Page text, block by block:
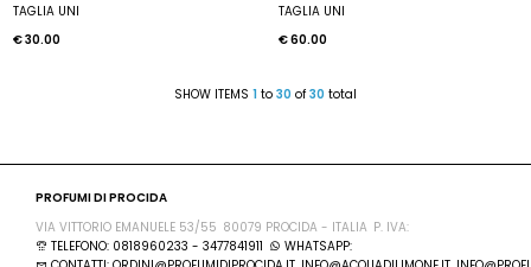
TAGLIA UNI
€ 30.00
TAGLIA UNI
€ 60.00
SHOW ITEMS 1 to 30 of30 total
PROFUMI DI PROCIDA
VIA VITTORIO EMANUELE 53/55 80079 PROCIDA - ITALIA P. IVA:
TELEFONO: 0818960233 - 3477841911
WHATSAPP: